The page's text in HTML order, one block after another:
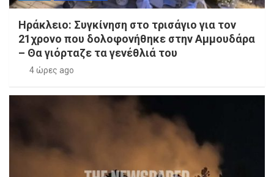
Ηράκλειο: Συγκίνηση στο τρισάγιο για τον
21χρονο που δολοφονήθηκε στην Αμμουδάρα
– Θα γιόρταζε τα γενέθλιά του
4 ώρες ago